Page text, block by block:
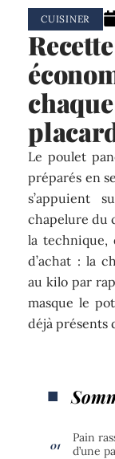
CUISINER
Le poulet
préparés en
s’appuient
chapelure du
la technique,
d’achat : la
au kilo par
masque le
déjà présents
Pain
d’une